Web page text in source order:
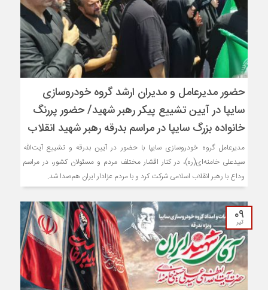
حضور مدیرعامل و مدیران ارشد گروه خودروسازی
سایپا در آیین تشییع پیکر رهبر شهید/ حضور پررنگ
خانواده بزرگ سایپا در مراسم بدرقه رهبر شهید انقلاب
مدیرعامل گروه خودروسازی سایپا با حضور در آیین بدرقه و تشییع آیت‌الله
سیدعلی خامنه‌ای‌(ره)، در کنار اقشار مختلف مردم و مسئولان کشور، در مراسم
وداع با رهبر انقلاب اسلامی شرکت کرد و با مردم عزادار ایران هم‌صدا شد.
۰۹
تیر